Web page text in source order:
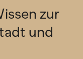
zur
und